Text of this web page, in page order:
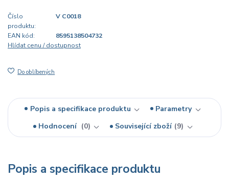
Číslo
produktu:
V C0018
EAN kód:
8595138504732
Hlídat cenu / dostupnost
Do oblíbených
Popis a specifikace produktu
Parametry
Hodnocení
0 Související zboží 9
Popis a specifikace produktu